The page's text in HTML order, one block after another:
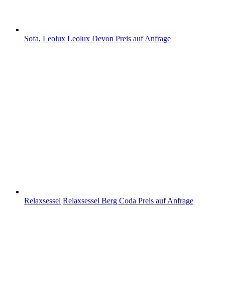
Sofa, Leolux Leolux Devon Preis auf Anfrage
Relaxsessel Relaxsessel Berg Coda Preis auf Anfrage